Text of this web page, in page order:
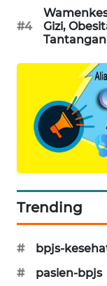
#4
Gizi,
Tantangan
Trending
#
bpjs-
#
pasien-bpjs
WAHANA
HEALTH
LAPAK
WAHANA
Wahana
Network
KONSUMEN
LISTRIK
MASYARAKAT